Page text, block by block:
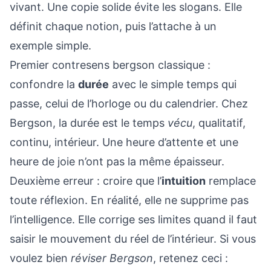
vivant. Une copie solide évite les slogans. Elle
définit chaque notion, puis l’attache à un
exemple simple.
Premier contresens bergson classique :
confondre la durée avec le simple temps qui
passe, celui de l’horloge ou du calendrier. Chez
Bergson, la durée est le temps vécu, qualitatif,
continu, intérieur. Une heure d’attente et une
heure de joie n’ont pas la même épaisseur.
Deuxième erreur : croire que l’intuition remplace
toute réflexion. En réalité, elle ne supprime pas
l’intelligence. Elle corrige ses limites quand il faut
saisir le mouvement du réel de l’intérieur. Si vous
voulez bien réviser Bergson, retenez ceci :